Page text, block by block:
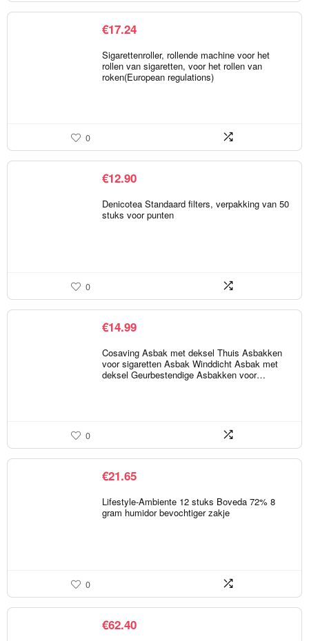
€17.24
Sigarettenroller, rollende machine voor het
rollen van sigaretten, voor het rollen van
roken(European regulations)
0
€12.90
Denicotea Standaard filters, verpakking van 50
stuks voor punten
0
€14.99
Cosaving Asbak met deksel Thuis Asbakken
voor sigaretten Asbak Winddicht Asbak met
deksel Geurbestendige Asbakken voor…
0
€21.65
Lifestyle-Ambiente 12 stuks Boveda 72% 8
gram humidor bevochtiger zakje
0
€62.40